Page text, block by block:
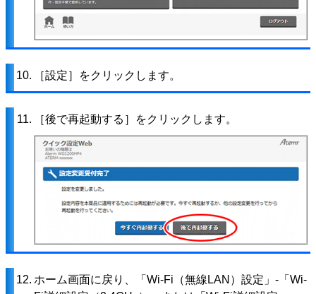
10. ［設定］をクリックします。
11. ［後で再起動する］をクリックします。
12. ホーム画面に戻り、「Wi-Fi（無線LAN）設定」-「Wi-